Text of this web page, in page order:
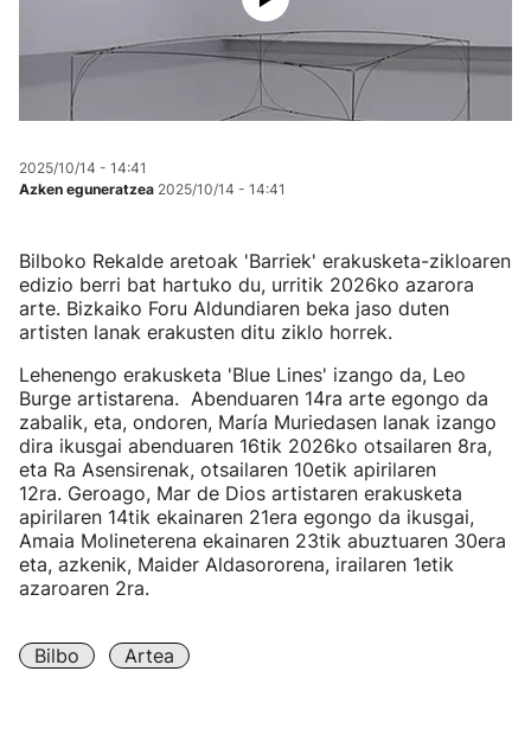
2025/10/14 - 14:41
Azken eguneratzea 2025/10/14 - 14:41
Bilboko Rekalde aretoak 'Barriek' erakusketa-zikloaren
edizio berri bat hartuko du, urritik 2026ko azarora
arte. Bizkaiko Foru Aldundiaren beka jaso duten
artisten lanak erakusten ditu ziklo horrek.
Lehenengo erakusketa 'Blue Lines' izango da, Leo
Burge artistarena. Abenduaren 14ra arte egongo da
zabalik, eta, ondoren, María Muriedasen lanak izango
dira ikusgai abenduaren 16tik 2026ko otsailaren 8ra,
eta Ra Asensirenak, otsailaren 10etik apirilaren
12ra. Geroago, Mar de Dios artistaren erakusketa
apirilaren 14tik ekainaren 21era egongo da ikusgai,
Amaia Molineterena ekainaren 23tik abuztuaren 30era
eta, azkenik, Maider Aldasororena, irailaren 1etik
azaroaren 2ra.
Bilbo Artea